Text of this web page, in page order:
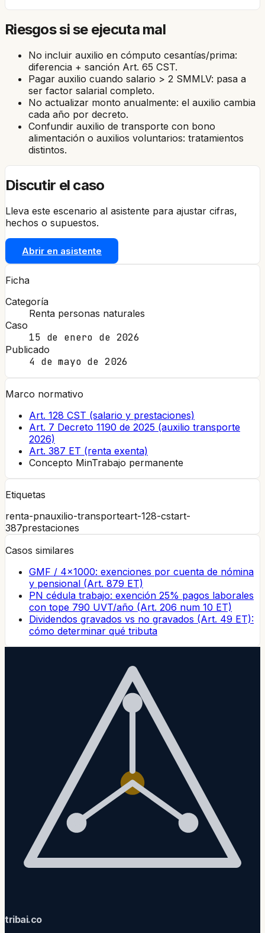
Riesgos si se ejecuta mal
No incluir auxilio en cómputo cesantías/prima:
diferencia + sanción Art. 65 CST.
Pagar auxilio cuando salario > 2 SMMLV: pasa a
ser factor salarial completo.
No actualizar monto anualmente: el auxilio cambia
cada año por decreto.
Confundir auxilio de transporte con bono
alimentación o auxilios voluntarios: tratamientos
distintos.
Discutir el caso
Lleva este escenario al asistente para ajustar cifras,
hechos o supuestos.
Abrir en asistente
Ficha
Categoría
Renta personas naturales
Caso
15 de enero de 2026
Publicado
4 de mayo de 2026
Marco normativo
Art. 128 CST (salario y prestaciones)
Art. 7 Decreto 1190 de 2025 (auxilio transporte
2026)
Art. 387 ET (renta exenta)
Concepto MinTrabajo permanente
Etiquetas
renta-pnauxilio-transporteart-128-cstart-
387prestaciones
Casos similares
GMF / 4×1000: exenciones por cuenta de nómina
y pensional (Art. 879 ET)
PN cédula trabajo: exención 25% pagos laborales
con tope 790 UVT/año (Art. 206 num 10 ET)
Dividendos gravados vs no gravados (Art. 49 ET):
cómo determinar qué tributa
tribai.co